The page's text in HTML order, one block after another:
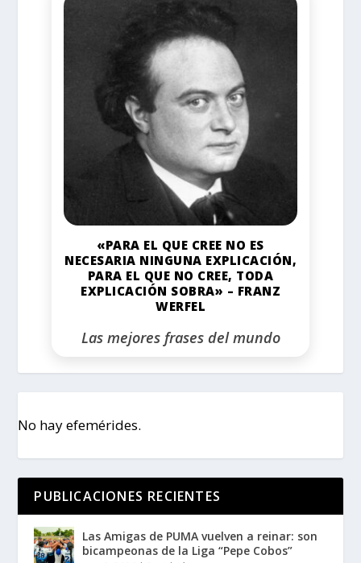
«PARA EL QUE CREE NO ES
NECESARIA NINGUNA EXPLICACIÓN,
PARA EL QUE NO CREE, TODA
EXPLICACIÓN SOBRA» – FRANZ
WERFEL
Las mejores frases del mundo
No hay efemérides.
PUBLICACIONES RECIENTES
Las Amigas de PUMA vuelven a reinar: son
bicampeonas de la Liga “Pepe Cobos”